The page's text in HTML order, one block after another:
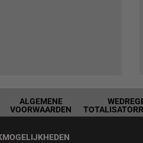
ALGEMENE
VOORWAARDEN